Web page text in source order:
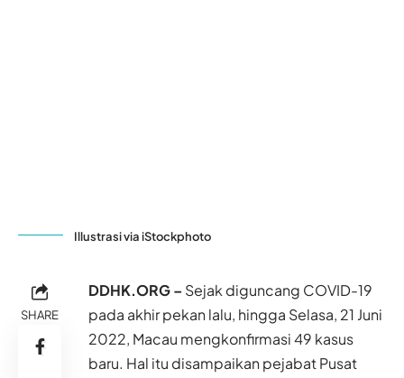
Illustrasi via iStockphoto
SHARE
DDHK.ORG – Sejak diguncang COVID-19
pada akhir pekan lalu, hingga Selasa, 21 Juni
2022, Macau mengkonfirmasi 49 kasus
baru. Hal itu disampaikan pejabat Pusat